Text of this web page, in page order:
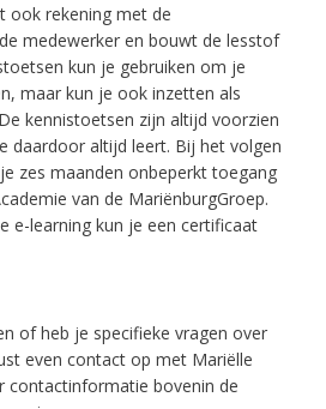
ook rekening met de
medewerker en bouwt de lesstof
kun je gebruiken om je
maar kun je ook inzetten als
kennistoetsen zijn altijd voorzien
daardoor altijd leert. Bij het volgen
zes maanden onbeperkt toegang
van de MariënburgGroep.
e-learning kun je een certificaat
of heb je specifieke vragen over
even contact op met Mariëlle
contactinformatie bovenin de